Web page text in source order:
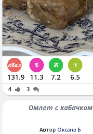
131.9 11.3 7.2 6.5
4 3
Омлет с кабачком
Автор Оксана Б